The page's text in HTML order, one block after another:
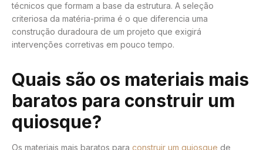
técnicos que formam a base da estrutura. A seleção
criteriosa da matéria-prima é o que diferencia uma
construção duradoura de um projeto que exigirá
intervenções corretivas em pouco tempo.
Quais são os materiais mais
baratos para construir um
quiosque?
Os materiais mais baratos para construir um quiosque de